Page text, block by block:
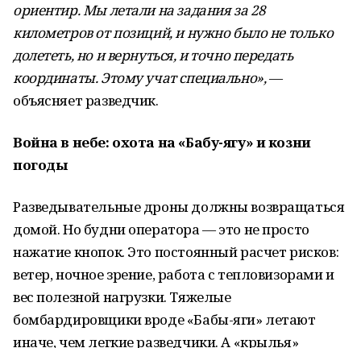
ориентир. Мы летали на задания за 28
километров от позиций, и нужно было не только
долететь, но и вернуться, и точно передать
координаты. Этому учат специально»,—
объясняет разведчик.
Война в небе: охота на «Бабу-ягу» и козни
погоды
Разведывательные дроны должны возвращаться
домой. Но будни оператора — это не просто
нажатие кнопок. Это постоянный расчет рисков:
ветер, ночное зрение, работа с тепловизорами и
вес полезной нагрузки. Тяжелые
бомбардировщики вроде «Бабы-яги» летают
иначе, чем легкие разведчики. А «крылья»